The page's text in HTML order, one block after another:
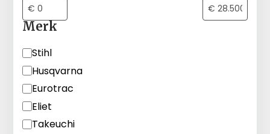
Merk
Merk
Stihl
Husqvarna
Eurotrac
Eliet
Takeuchi